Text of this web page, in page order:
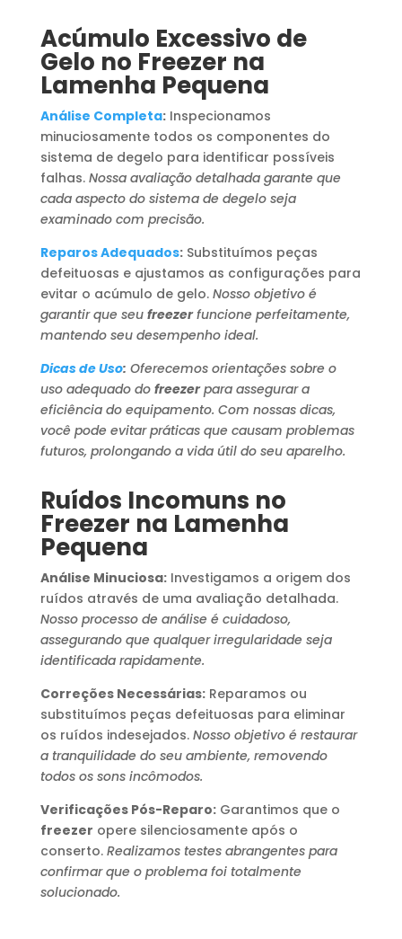
Acúmulo Excessivo de
Gelo no Freezer na
Lamenha Pequena
Análise Completa:Inspecionamos
minuciosamente todos os componentes do
sistema de degelo para identificar possíveis
falhas. Nossa avaliação detalhada garante que
cada aspecto do sistema de degelo seja
examinado com precisão.
Reparos Adequados:Substituímos peças
defeituosas e ajustamos as configurações para
evitar o acúmulo de gelo. Nosso objetivo é
garantir que seu freezerfuncione perfeitamente,
mantendo seu desempenho ideal.
Dicas de Uso: Oferecemos orientações sobre o
uso adequado do freezerpara assegurar a
eficiência do equipamento. Com nossas dicas,
você pode evitar práticas que causam problemas
futuros, prolongando a vida útil do seu aparelho.
Ruídos Incomuns no
Freezer na Lamenha
Pequena
Análise Minuciosa:Investigamos a origem dos
ruídos através de uma avaliação detalhada.
Nosso processo de análise é cuidadoso,
assegurando que qualquer irregularidade seja
identificada rapidamente.
Correções Necessárias:Reparamos ou
substituímos peças defeituosas para eliminar
os ruídos indesejados. Nosso objetivo é restaurar
a tranquilidade do seu ambiente, removendo
todos os sons incômodos.
Verificações Pós-Reparo:Garantimos que o
freezer opere silenciosamente após o
conserto. Realizamos testes abrangentes para
confirmar que o problema foi totalmente
solucionado.